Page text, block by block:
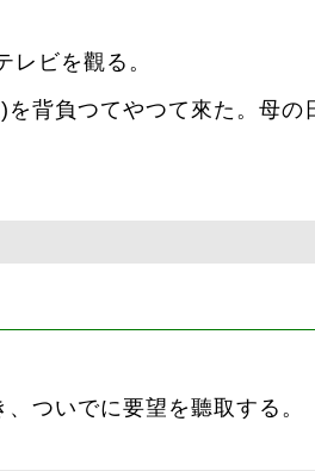
ビを觀る。
背負つてやつて來た。母の
ついでに要望を聽取する。